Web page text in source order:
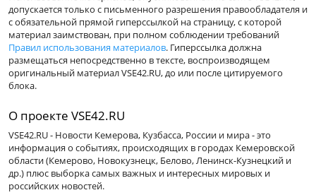
допускается только с письменного разрешения правообладателя и
с обязательной прямой гиперссылкой на страницу, с которой
материал заимствован, при полном соблюдении требований
Правил использования материалов. Гиперссылка должна
размещаться непосредственно в тексте, воспроизводящем
оригинальный материал VSE42.RU, до или после цитируемого
блока.
О проекте VSE42.RU
VSE42.RU - Новости Кемерова, Кузбасса, России и мира - это
информация о событиях, происходящих в городах Кемеровской
области (Кемерово, Новокузнецк, Белово, Ленинск-Кузнецкий и
др.) плюс выборка самых важных и интересных мировых и
российских новостей.